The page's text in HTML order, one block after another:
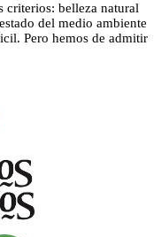
criterios: belleza natural
del medio ambiente
Pero hemos de admitir